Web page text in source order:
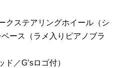
クステアリングホイール（シ
ース（ラメ入りピアノブラ
／G’sロゴ付）